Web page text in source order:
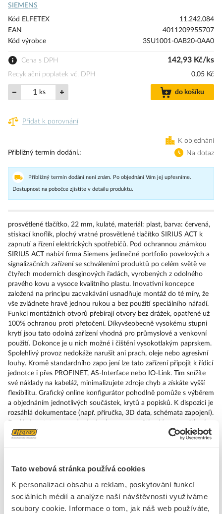
Tato webová stránka používá cookies
K personalizaci obsahu a reklam, poskytování funkcí
sociálních médií a analýze naší návštěvnosti využíváme
soubory cookie. Informace o tom, jak náš web používáte,
s
obrázky
SIEMENS
Kód ELFETEX
11.242.084
EAN
4011209955707
Kód výrobce
3SU1001-0AB20-0AA0
Cena s DPH 142,93 Kč/ks
Recyklační poplatek vč. DPH 0,05 Kč
ks do košíku
Přidat k porovnání
K objednání
Přibližný termín dodání.
Na dotaz
Přibližný termín dodání není znám. Po objednání Vám jej upřesníme.
Dostupnost na pobočce zjistíte v detailu produktu.
prosvětlené tlačítko, 22 mm, kulaté, materiál: plast, barva: červená,
stiskací knoflík, plochý vratné prosvětlené tlačítko SIRIUS ACT k
zapnutí a řízení elektrických spotřebičů. Pod ochrannou známkou
SIRIUS ACT nabízí firma Siemens jedinečné portfolio povelových a
signalizačních zařízení se schváleními produktů po celém světě ve
čtyřech moderních desginových řadách, vyrobených z odolného
pravého kovu a vysoce kvalitního plastu. Inovativní koncepce
založená na principu zacvakávání usnadňuje montáž do té míry, že
vše zvládnete hravě jednou rukou a bez použití speciálního nářadí.
Funkci montážních otvorů přebírají otvory bez drážek, opatřené už
100% ochranou proti přetočení. Díkyvšeobecně vysokému stupni
krytí jsou tato odolná zařízení vhodná pro průmyslové a venkovní
použití. Dokonce je u nich možné i čištění vysokotlakým paprskem.
Spolehlivý provoz nedokáže narušit ani prach, oleje nebo agresivní
louhy. Kromě standardního zapo jení lze tato zařízení připojit k řídicí
jednotce i přes PROFINET, AS-Interface nebo IO-Link. Tím snížíte
své náklady na kabeláž, minimalizujete zdroje chyb a získáte vyšší
flexibilitu. Grafický online konfigurátor pohodlně pomůže s výběrem
a objednáním jednotlivých součástek, krytů a popisků. K dispozici je
rozsáhlá dokumentace (např. příručka, 3D data, schémata zapojení).
Dodáváme tato provedení: více barev, prosvětlené/neprosvětlené, s
popiskem/bez popisku, zaklapávací/impulzové ovládání, různé výšky
tlačítek a čelních kroužků. Upozornění: Samostatné zařízení, držáky
jednoduše silný, jednoduše perfektní.
Značka SIEMENS